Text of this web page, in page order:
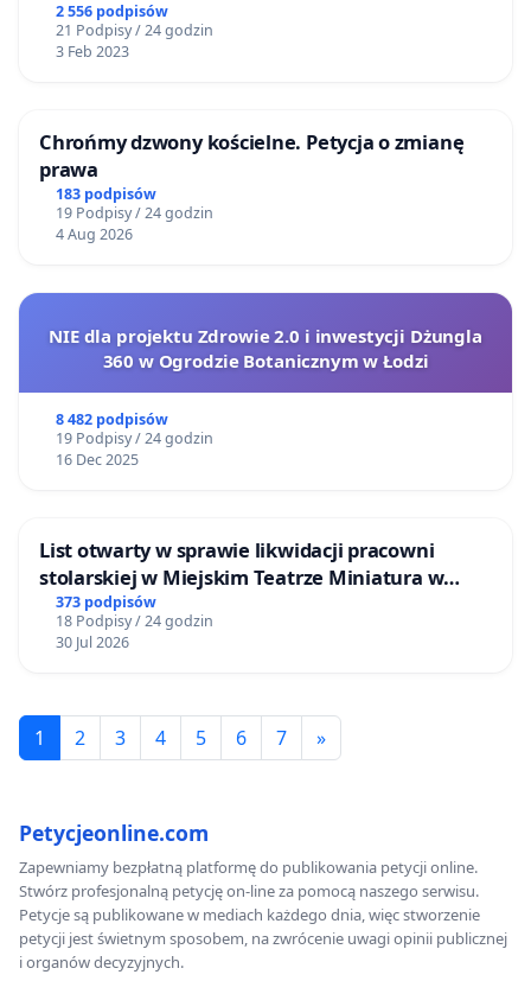
2 556 podpisów
21 Podpisy / 24 godzin
3 Feb 2023
Chrońmy dzwony kościelne. Petycja o zmianę
prawa
183 podpisów
19 Podpisy / 24 godzin
4 Aug 2026
NIE dla projektu Zdrowie 2.0 i inwestycji Dżungla
360 w Ogrodzie Botanicznym w Łodzi
8 482 podpisów
19 Podpisy / 24 godzin
16 Dec 2025
List otwarty w sprawie likwidacji pracowni
stolarskiej w Miejskim Teatrze Miniatura w
Gdańsku
373 podpisów
18 Podpisy / 24 godzin
30 Jul 2026
1 2 3 4 5 6 7 »
Petycjeonline.com
Zapewniamy bezpłatną platformę do publikowania petycji online.
Stwórz profesjonalną petycję on-line za pomocą naszego serwisu.
Petycje są publikowane w mediach każdego dnia, więc stworzenie
petycji jest świetnym sposobem, na zwrócenie uwagi opinii publicznej
i organów decyzyjnych.